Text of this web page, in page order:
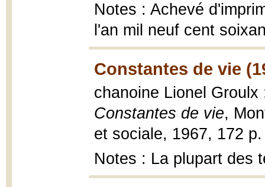
Notes : Achevé
l'an mil neuf cent
Constantes de vie
chanoine Lionel
Constantes de vie,
et sociale, 1967, 172
Notes : La plupart des